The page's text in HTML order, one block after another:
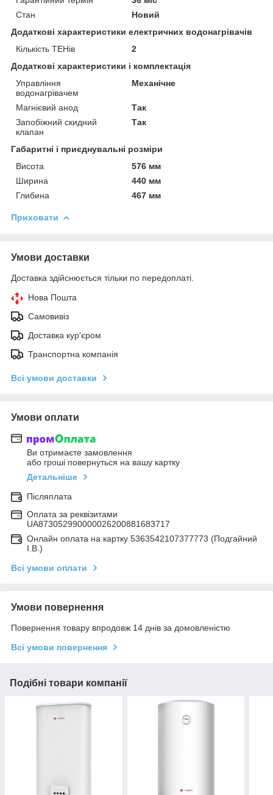
Стан
Новий
Додаткові характеристики електричних водонагрівачів
Кількість ТЕНів
2
Додаткові характеристики і комплектація
Управління
водонагрівачем
Механічне
Магнієвий анод
Так
Запобіжний скидний
клапан
Так
Габаритні і приєднувальні розміри
Висота
576 мм
Ширина
440 мм
Глибина
467 мм
Приховати
Умови доставки
Доставка здійснюється тільки по передоплаті.
Нова Пошта
Самовивіз
Доставка кур'єром
Транспортна компанія
Всі умови доставки
Умови оплати
Ви отримаєте замовлення
або гроші повернуться на вашу картку
Детальніше
Післяплата
Оплата за реквізитами
UA873052990000026200881683717
Онлайн оплата на картку 5363542107377773 (Подгайний
І.В.)
Всі умови оплати
Умови повернення
Повернення товару впродовж 14 днів за домовленістю
Всі умови повернення
Подібні товари компанії